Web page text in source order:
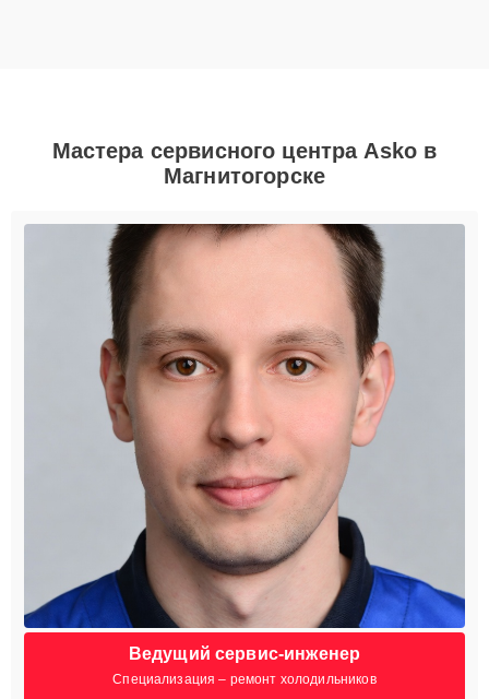
Мастера сервисного центра Asko в
Магнитогорске
Ведущий сервис-инженер
Специализация – ремонт холодильников